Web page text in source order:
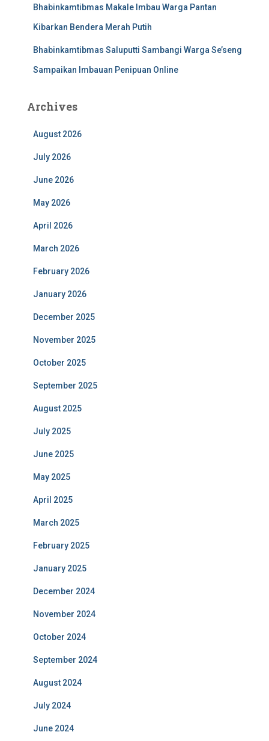
Bhabinkamtibmas Makale Imbau Warga Pantan
Kibarkan Bendera Merah Putih
Bhabinkamtibmas Saluputti Sambangi Warga Se’seng
Sampaikan Imbauan Penipuan Online
Archives
August 2026
July 2026
June 2026
May 2026
April 2026
March 2026
February 2026
January 2026
December 2025
November 2025
October 2025
September 2025
August 2025
July 2025
June 2025
May 2025
April 2025
March 2025
February 2025
January 2025
December 2024
November 2024
October 2024
September 2024
August 2024
July 2024
June 2024